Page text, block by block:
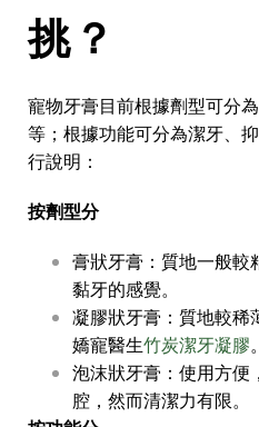
挑？
寵物牙膏目前根據劑型可分
等；根據功能可分為潔牙、
行說明：
按劑型分
膏狀牙膏：質地一般較
黏牙的感覺。
凝膠狀牙膏：質地較稀
嬌寵醫生竹炭潔牙凝膠。
泡沫狀牙膏：使用方便
腔，然而清潔力有限。